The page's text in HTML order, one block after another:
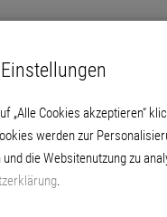
Klebe- und
„Alle Cookies akzeptieren“
werden zur
die Websitenutzung zu
.